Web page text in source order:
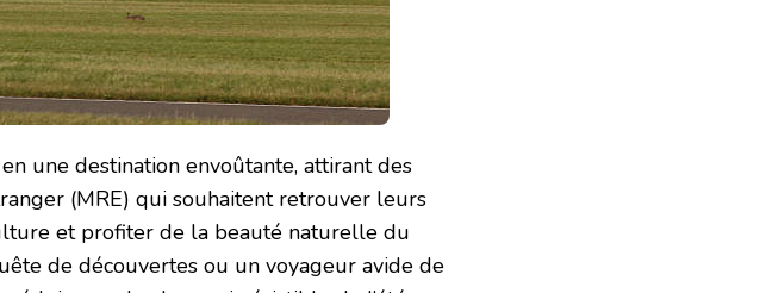
une destination envoûtante, attirant des
(MRE) qui souhaitent retrouver leurs
et profiter de la beauté naturelle du
de découvertes ou un voyageur avide de